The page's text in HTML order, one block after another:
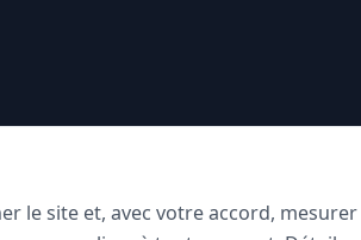
le site et, avec votre accord, mesurer